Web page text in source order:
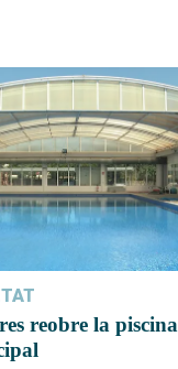
reobre la piscina